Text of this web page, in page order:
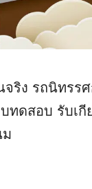
ริง รถนิทรรศ
ทดสอบ รับเ
ม